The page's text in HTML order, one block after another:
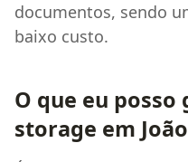
documentos, sendo
baixo custo.
O que eu
storage em